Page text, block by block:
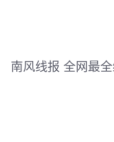
南风线报 全网最